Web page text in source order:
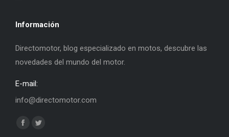
Información
Directomotor, blog especializado en motos, descubre las
novedades del mundo del motor.
E-mail:
info@directomotor.com
Find us on:
Facebook
Twitter